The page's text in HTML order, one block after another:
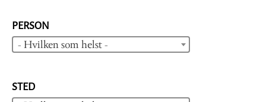
PERSON
- Hvilken som helst -
STED